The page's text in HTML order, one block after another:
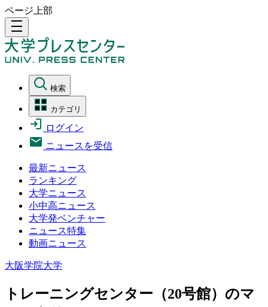
ページ上部
density_medium
検索
カテゴリ
ログイン
ニュースを受信
最新ニュース
ランキング
大学ニュース
小中高ニュース
大学発ベンチャー
ニュース特集
動画ニュース
大阪学院大学
トレーニングセンター（20号館）のマ